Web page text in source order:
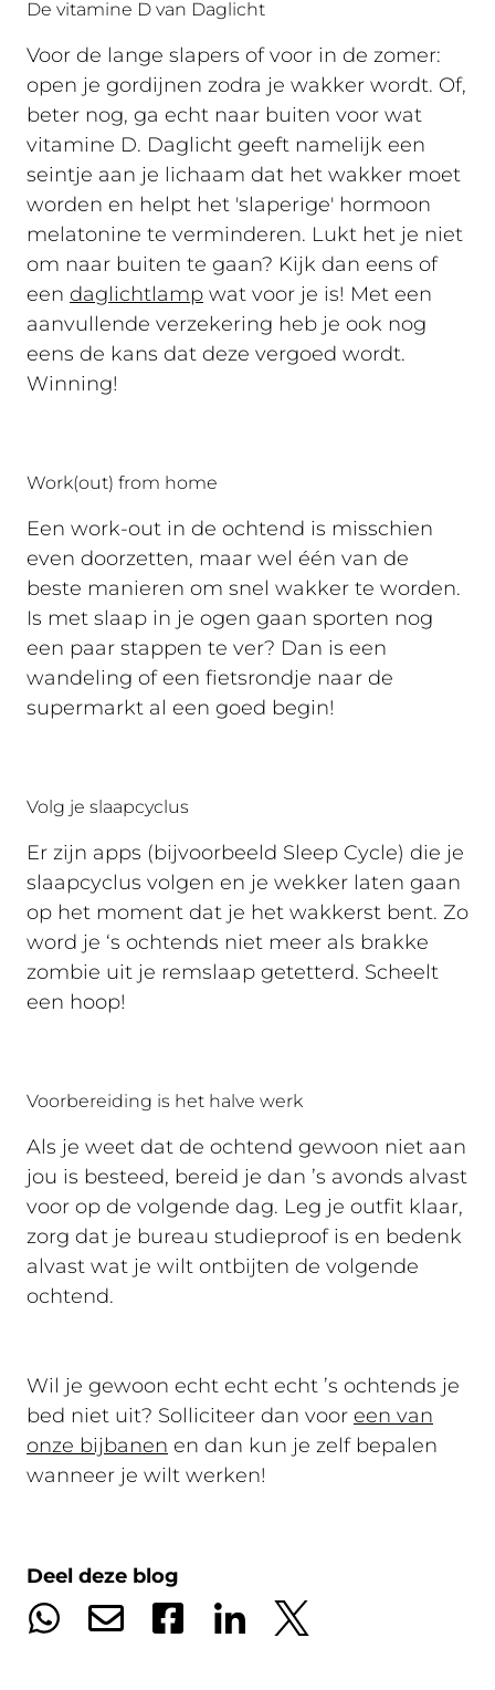
De vitamine D van Daglicht
Voor de lange slapers of voor in de zomer:
open je gordijnen zodra je wakker wordt. Of,
beter nog, ga echt naar buiten voor wat
vitamine D. Daglicht geeft namelijk een
seintje aan je lichaam dat het wakker moet
worden en helpt het 'slaperige' hormoon
melatonine te verminderen. Lukt het je niet
om naar buiten te gaan? Kijk dan eens of
een daglichtlamp wat voor je is! Met een
aanvullende verzekering heb je ook nog
eens de kans dat deze vergoed wordt.
Winning!
Work(out) from home
Een work-out in de ochtend is misschien
even doorzetten, maar wel één van de
beste manieren om snel wakker te worden.
Is met slaap in je ogen gaan sporten nog
een paar stappen te ver? Dan is een
wandeling of een fietsrondje naar de
supermarkt al een goed begin!
Volg je slaapcyclus
Er zijn apps (bijvoorbeeld Sleep Cycle) die je
slaapcyclus volgen en je wekker laten gaan
op het moment dat je het wakkerst bent. Zo
word je ‘s ochtends niet meer als brakke
zombie uit je remslaap getetterd. Scheelt
een hoop!
Voorbereiding is het halve werk
Als je weet dat de ochtend gewoon niet aan
jou is besteed, bereid je dan ’s avonds alvast
voor op de volgende dag. Leg je outfit klaar,
zorg dat je bureau studieproof is en bedenk
alvast wat je wilt ontbijten de volgende
ochtend.
Wil je gewoon echt echt echt ’s ochtends je
bed niet uit? Solliciteer dan voor een van
onze bijbanen en dan kun je zelf bepalen
wanneer je wilt werken!
Deel deze blog